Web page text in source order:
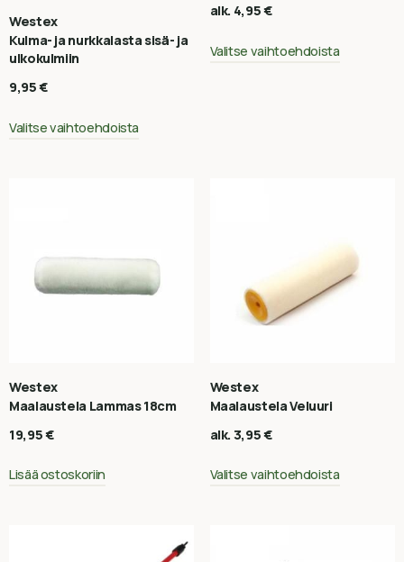
Westex
Kulma- ja nurkkalasta sisä- ja
ulkokulmiin
9,95€
Valitse vaihtoehdoista
alk. 4,95€
Valitse vaihtoehdoista
Westex
Maalaustela Lammas 18cm
19,95€
Lisää ostoskoriin
Westex
Maalaustela Veluuri
alk. 3,95€
Valitse vaihtoehdoista